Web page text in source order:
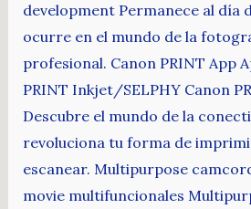
development Permanece al día
ocurre en el mundo de la
profesional. Canon PRINT App
PRINT Inkjet/SELPHY Canon
Descubre el mundo de la
revoluciona tu forma de
escanear. Multipurpose
movie multifuncionales